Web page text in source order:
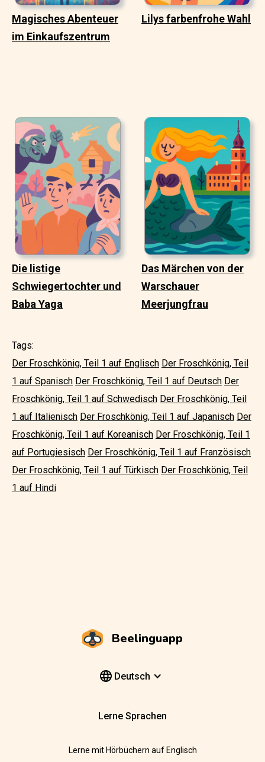
Magisches Abenteuer
im Einkaufszentrum
Lilys farbenfrohe Wahl
Die listige
Schwiegertochter und
Baba Yaga
Das Märchen von der
Warschauer
Meerjungfrau
Tags:
Der Froschkönig, Teil 1 auf Englisch Der Froschkönig, Teil
1 auf Spanisch Der Froschkönig, Teil 1 auf Deutsch Der
Froschkönig, Teil 1 auf Schwedisch Der Froschkönig, Teil
1 auf Italienisch Der Froschkönig, Teil 1 auf Japanisch Der
Froschkönig, Teil 1 auf Koreanisch Der Froschkönig, Teil 1
auf Portugiesisch Der Froschkönig, Teil 1 auf Französisch
Der Froschkönig, Teil 1 auf Türkisch Der Froschkönig, Teil
1 auf Hindi
Beelinguapp
Deutsch
Lerne Sprachen
Lerne mit Hörbüchern auf Englisch